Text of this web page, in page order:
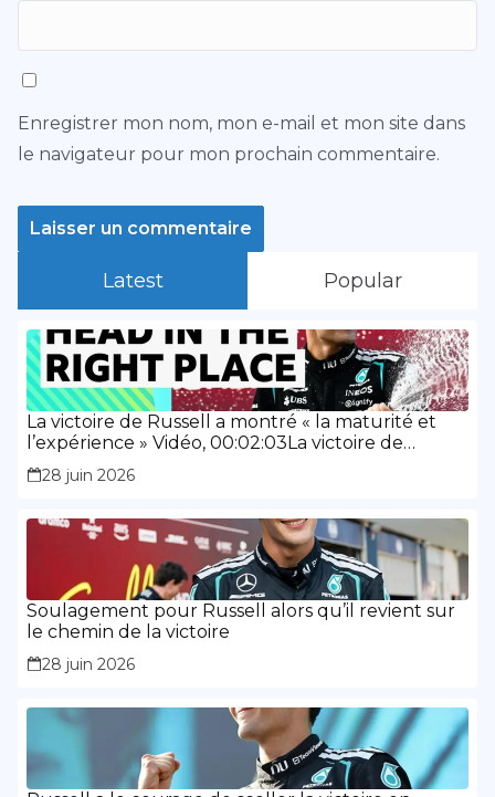
Enregistrer mon nom, mon e-mail et mon site dans
le navigateur pour mon prochain commentaire.
Latest Popular
La victoire de Russell a montré « la maturité et
l’expérience » Vidéo, 00:02:03La victoire de
Russell a montré « la maturité et l’expérience »
28 juin 2026
Soulagement pour Russell alors qu’il revient sur
le chemin de la victoire
28 juin 2026